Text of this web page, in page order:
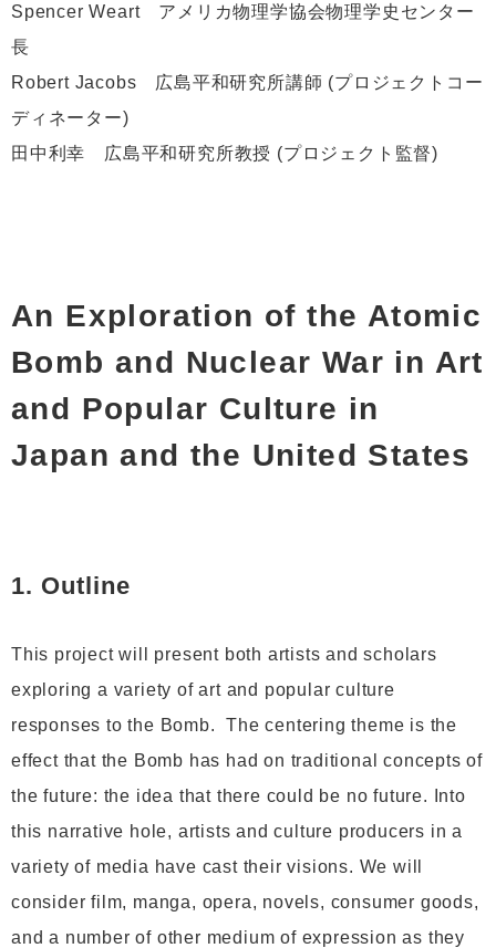
Spencer Weart アメリカ物理学協会物理学史センター
長
Robert Jacobs 広島平和研究所講師 (プロジェクトコー
ディネーター)
田中利幸 広島平和研究所教授 (プロジェクト監督)
An Exploration of the Atomic
Bomb and Nuclear War in Art
and Popular Culture in
Japan and the United States
1. Outline
This project will present both artists and scholars
exploring a variety of art and popular culture
responses to the Bomb. The centering theme is the
effect that the Bomb has had on traditional concepts of
the future: the idea that there could be no future. Into
this narrative hole, artists and culture producers in a
variety of media have cast their visions. We will
consider film, manga, opera, novels, consumer goods,
and a number of other medium of expression as they